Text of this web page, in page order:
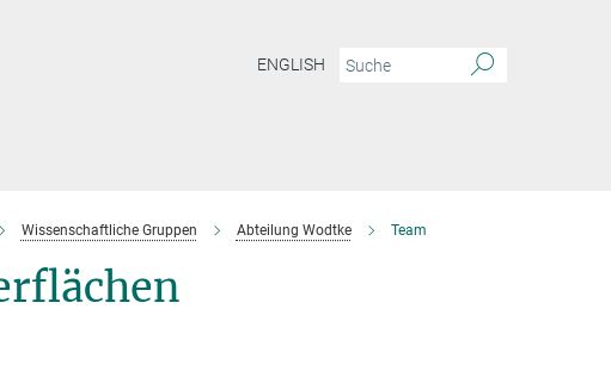
ENGLISH
Wissenschaftliche Gruppen Abteilung Wodtke Team